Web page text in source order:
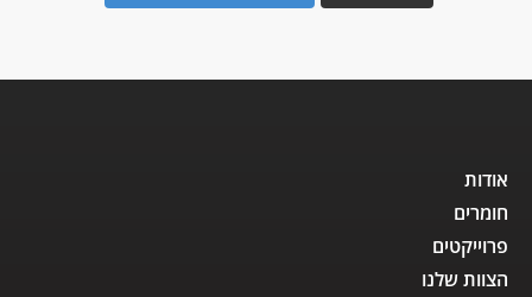
אודות
חומרים
פרוייקטים
הצוות שלנו